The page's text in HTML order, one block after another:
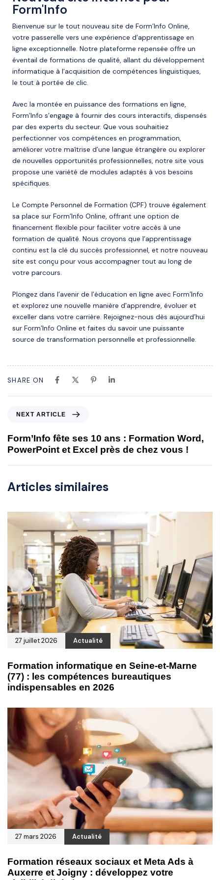
Form'Info
Bienvenue sur le tout nouveau site de Form’Info Online,
votre passerelle vers une expérience d’apprentissage en
ligne exceptionnelle. Notre plateforme repensée offre un
éventail de formations de qualité, allant du développement
informatique à l’acquisition de compétences linguistiques,
le tout à portée de clic.
Avec la montée en puissance des formations en ligne,
Form’Info s’engage à fournir des cours interactifs, dispensés
par des experts du secteur. Que vous souhaitiez
perfectionner vos compétences en programmation,
améliorer votre maîtrise d’une langue étrangère ou explorer
de nouvelles opportunités professionnelles, notre site vous
propose une variété de modules adaptés à vos besoins
spécifiques.
Le Compte Personnel de Formation (CPF) trouve également
sa place sur Form’Info Online, offrant une option de
financement flexible pour faciliter votre accès à une
formation de qualité. Nous croyons que l’apprentissage
continu est la clé du succès professionnel, et notre nouveau
site est conçu pour vous accompagner tout au long de
votre parcours.
Plongez dans l’avenir de l’éducation en ligne avec Form’Info
et explorez une nouvelle manière d’apprendre, évoluer et
exceller dans votre carrière. Rejoignez-nous dès aujourd’hui
sur Form’Info Online et faites du savoir une puissante
source de transformation personnelle et professionnelle.
SHARE ON
NEXT ARTICLE
Form’Info fête ses 10 ans : Formation Word,
PowerPoint et Excel près de chez vous !
Articles similaires
27 juillet 2026 Actualité
Formation informatique en Seine-et-Marne
(77) : les compétences bureautiques
indispensables en 2026
27 mars 2026 Actualité
Formation réseaux sociaux et Meta Ads à
Auxerre et Joigny : développez votre